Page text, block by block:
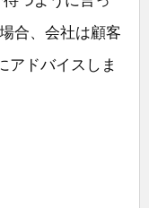
合、会社は顧客
アドバイスしま